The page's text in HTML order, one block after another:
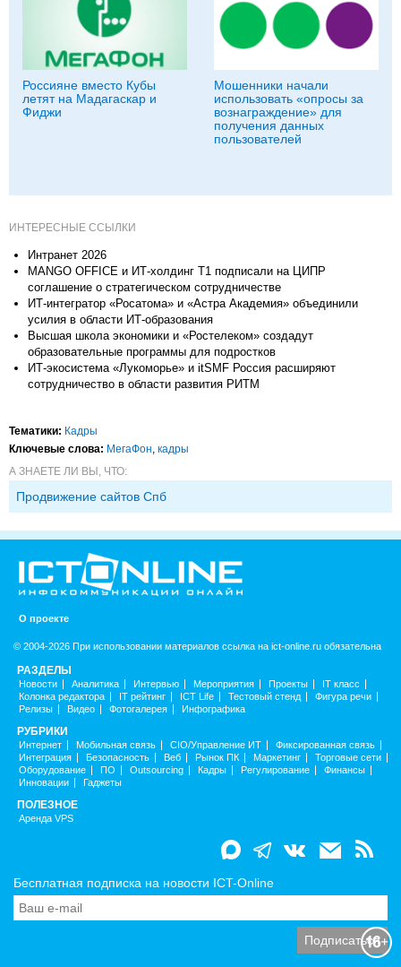
Россияне вместо Кубы
летят на Мадагаскар и
Фиджи
Мошенники начали
использовать «опросы за
вознаграждение» для
получения данных
пользователей
ИНТЕРЕСНЫЕ ССЫЛКИ
Интранет 2026
MANGO OFFICE и ИТ-холдинг Т1 подписали на ЦИПР
соглашение о стратегическом сотрудничестве
ИТ-интегратор «Росатома» и «Астра Академия» объединили
усилия в области ИТ-образования
Высшая школа экономики и «Ростелеком» создадут
образовательные программы для подростков
ИТ-экосистема «Лукоморье» и itSMF Россия расширяют
сотрудничество в области развития РИТМ
Тематики: Кадры
Ключевые слова: МегаФон, кадры
А ЗНАЕТЕ ЛИ ВЫ, ЧТО:
Продвижение сайтов Спб
О проекте
© 2004-2026 При использовании материалов ссылка на ict-online.ru обязательна
РАЗДЕЛЫ
Новости Аналитика Интервью Мероприятия Проекты
IT класс
Колонка редактора
IT рейтинг ICT Life Тестовый стенд
Фигура речи
Релизы
Видео Фотогалерея Инфографика
РУБРИКИ
Интернет Мобильная связь CIO/Управление ИТ
Фиксированная связь
Интеграция
Безопасность Веб Рынок ПК Маркетинг
Торговые сети
Оборудование
ПО Outsourcing Кадры Регулирование
Финансы
Инновации
Гаджеты
ПОЛЕЗНОЕ
Аренда VPS
Бесплатная подписка на новости ICT-Online